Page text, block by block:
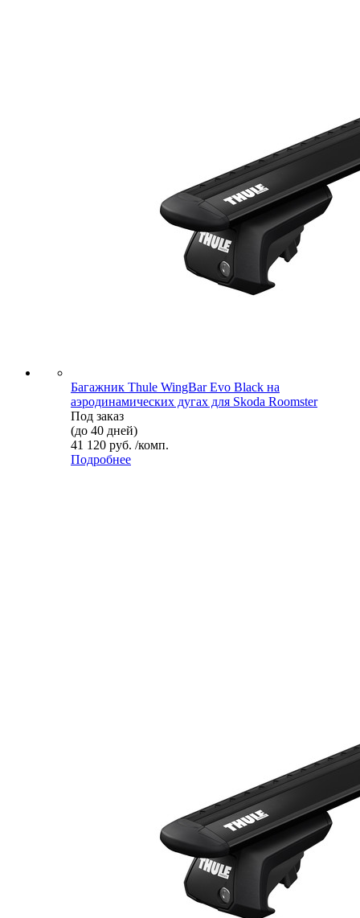
Багажник Thule WingBar Evo Black на
аэродинамических дугах для Skoda Roomster
Под заказ
(до 40 дней)
41 120 руб. /комп.
Подробнее